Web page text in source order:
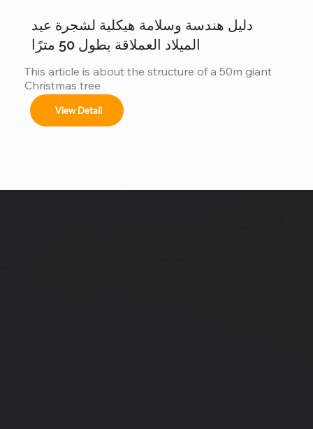
دليل هندسة وسلامة هيكلية لشجرة عيد
الميلاد العملاقة بطول 50 مترًا
This article is about the structure of a 50m giant
Christmas tree
View Detail